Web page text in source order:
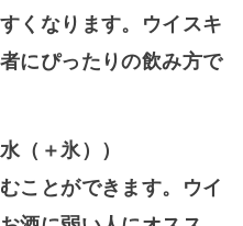
くなります。ウイスキ
にぴったりの飲み方で
（＋氷））
ことができます。ウイ